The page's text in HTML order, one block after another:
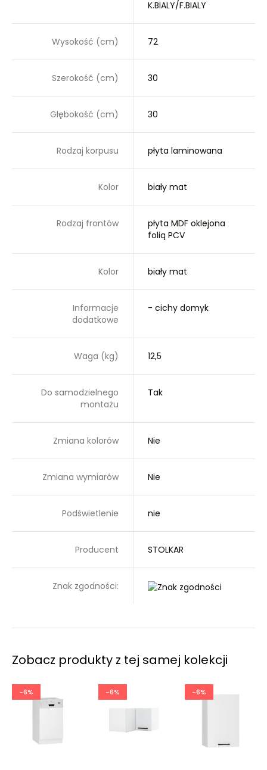
K.BIALY/F.BIALY
Wysokość (cm) 72
Szerokość (cm) 30
Głębokość (cm) 30
Rodzaj korpusu płyta laminowana
Kolor biały mat
Rodzaj frontów
płyta MDF oklejona
folią PCV
Kolor biały mat
Informacje
dodatkowe
- cichy domyk
Waga (kg) 12,5
Do samodzielnego
montażu
Tak
Zmiana kolorów Nie
Zmiana wymiarów Nie
Podświetlenie nie
Producent STOLKAR
Znak zgodności:
Zobacz produkty z tej samej kolekcji
-6% -6% -6%